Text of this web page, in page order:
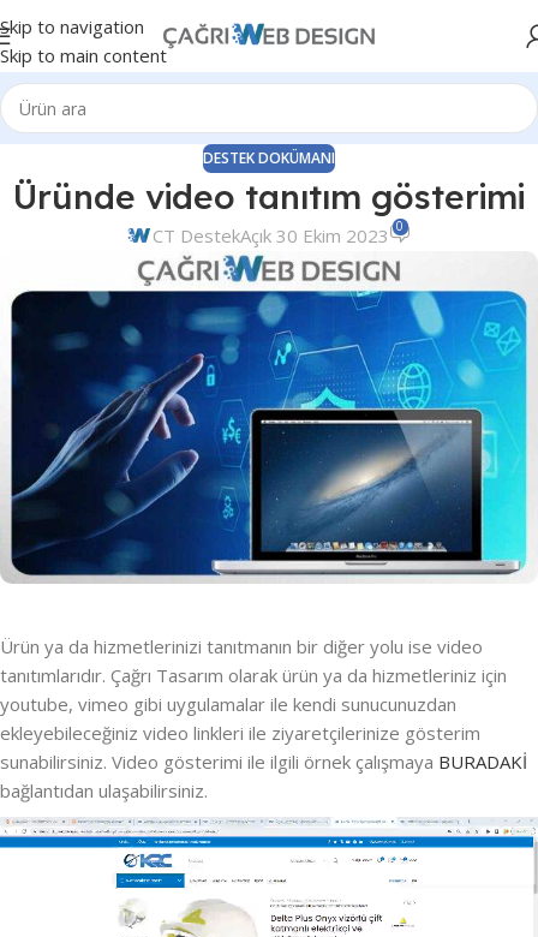
Skip to navigation
Skip to main content
DESTEK DOKÜMANI
Üründe video tanıtım gösterimi
CT DestekAçık 30 Ekim 2023 0
Ürün ya da hizmetlerinizi tanıtmanın bir diğer yolu ise video
tanıtımlarıdır. Çağrı Tasarım olarak ürün ya da hizmetleriniz için
youtube, vimeo gibi uygulamalar ile kendi sunucunuzdan
ekleyebileceğiniz video linkleri ile ziyaretçilerinize gösterim
sunabilirsiniz. Video gösterimi ile ilgili örnek çalışmaya BURADAKİ
bağlantıdan ulaşabilirsiniz.